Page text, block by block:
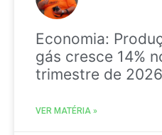
Economia:
gás cresce 14%
trimestre de 2026
VER MATÉRIA »